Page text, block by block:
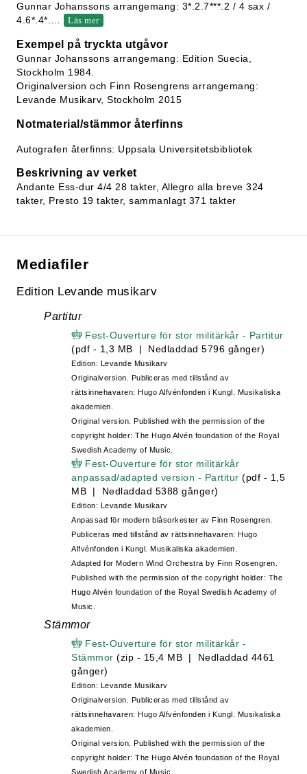
Gunnar Johanssons arrangemang: 3*.2.7***.2 / 4 sax /
4.6*.4*.
Läs mer
Exempel på tryckta utgåvor
Gunnar Johanssons arrangemang: Edition Suecia,
Stockholm 1984.
Originalversion och Finn Rosengrens arrangemang:
Levande Musikarv, Stockholm 2015
Notmaterial/stämmor återfinns
Autografen återfinns: Uppsala Universitetsbibliotek
Beskrivning av verket
Andante Ess-dur 4/4 28 takter, Allegro alla breve 324
takter, Presto 19 takter, sammanlagt 371 takter
Mediafiler
Edition Levande musikarv
Partitur
Fest-Ouverture för stor militärkår - Partitur
(pdf - 1,3 MB | Nedladdad 5796 gånger)
Edition: Levande Musikarv
Originalversion. Publiceras med tillstånd av
rättsinnehavaren: Hugo Alfvénfonden i Kungl. Musikaliska
akademien.
Original version. Published with the permission of the
copyright holder: The Hugo Alvén foundation of the Royal
Swedish Academy of Music.
Fest-Ouverture för stor militärkår
anpassad/adapted version - Partitur (pdf - 1,5
MB | Nedladdad 5388 gånger)
Edition: Levande Musikarv
Anpassad för modern blåsorkester av Finn Rosengren.
Publiceras med tillstånd av rättsinnehavaren: Hugo
Alfvénfonden i Kungl. Musikaliska akademien.
Adapted for Modern Wind Orchestra by Finn Rosengren.
Published with the permission of the copyright holder: The
Hugo Alvén foundation of the Royal Swedish Academy of
Music.
Stämmor
Fest-Ouverture för stor militärkår -
Stämmor (zip - 15,4 MB | Nedladdad 4461
gånger)
Edition: Levande Musikarv
Originalversion. Publiceras med tillstånd av
rättsinnehavaren: Hugo Alfvénfonden i Kungl. Musikaliska
akademien.
Original version. Published with the permission of the
copyright holder: The Hugo Alvén foundation of the Royal
Swedish Academy of Music.